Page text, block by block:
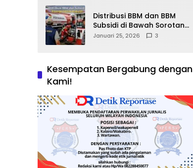
Distribusi BBM dan BBM
Subsidi di Bawah Sorotan
Publik: Antara Kepentingan
Januari 25, 2026 3
Kesempatan Bergabung dengan
Kami!